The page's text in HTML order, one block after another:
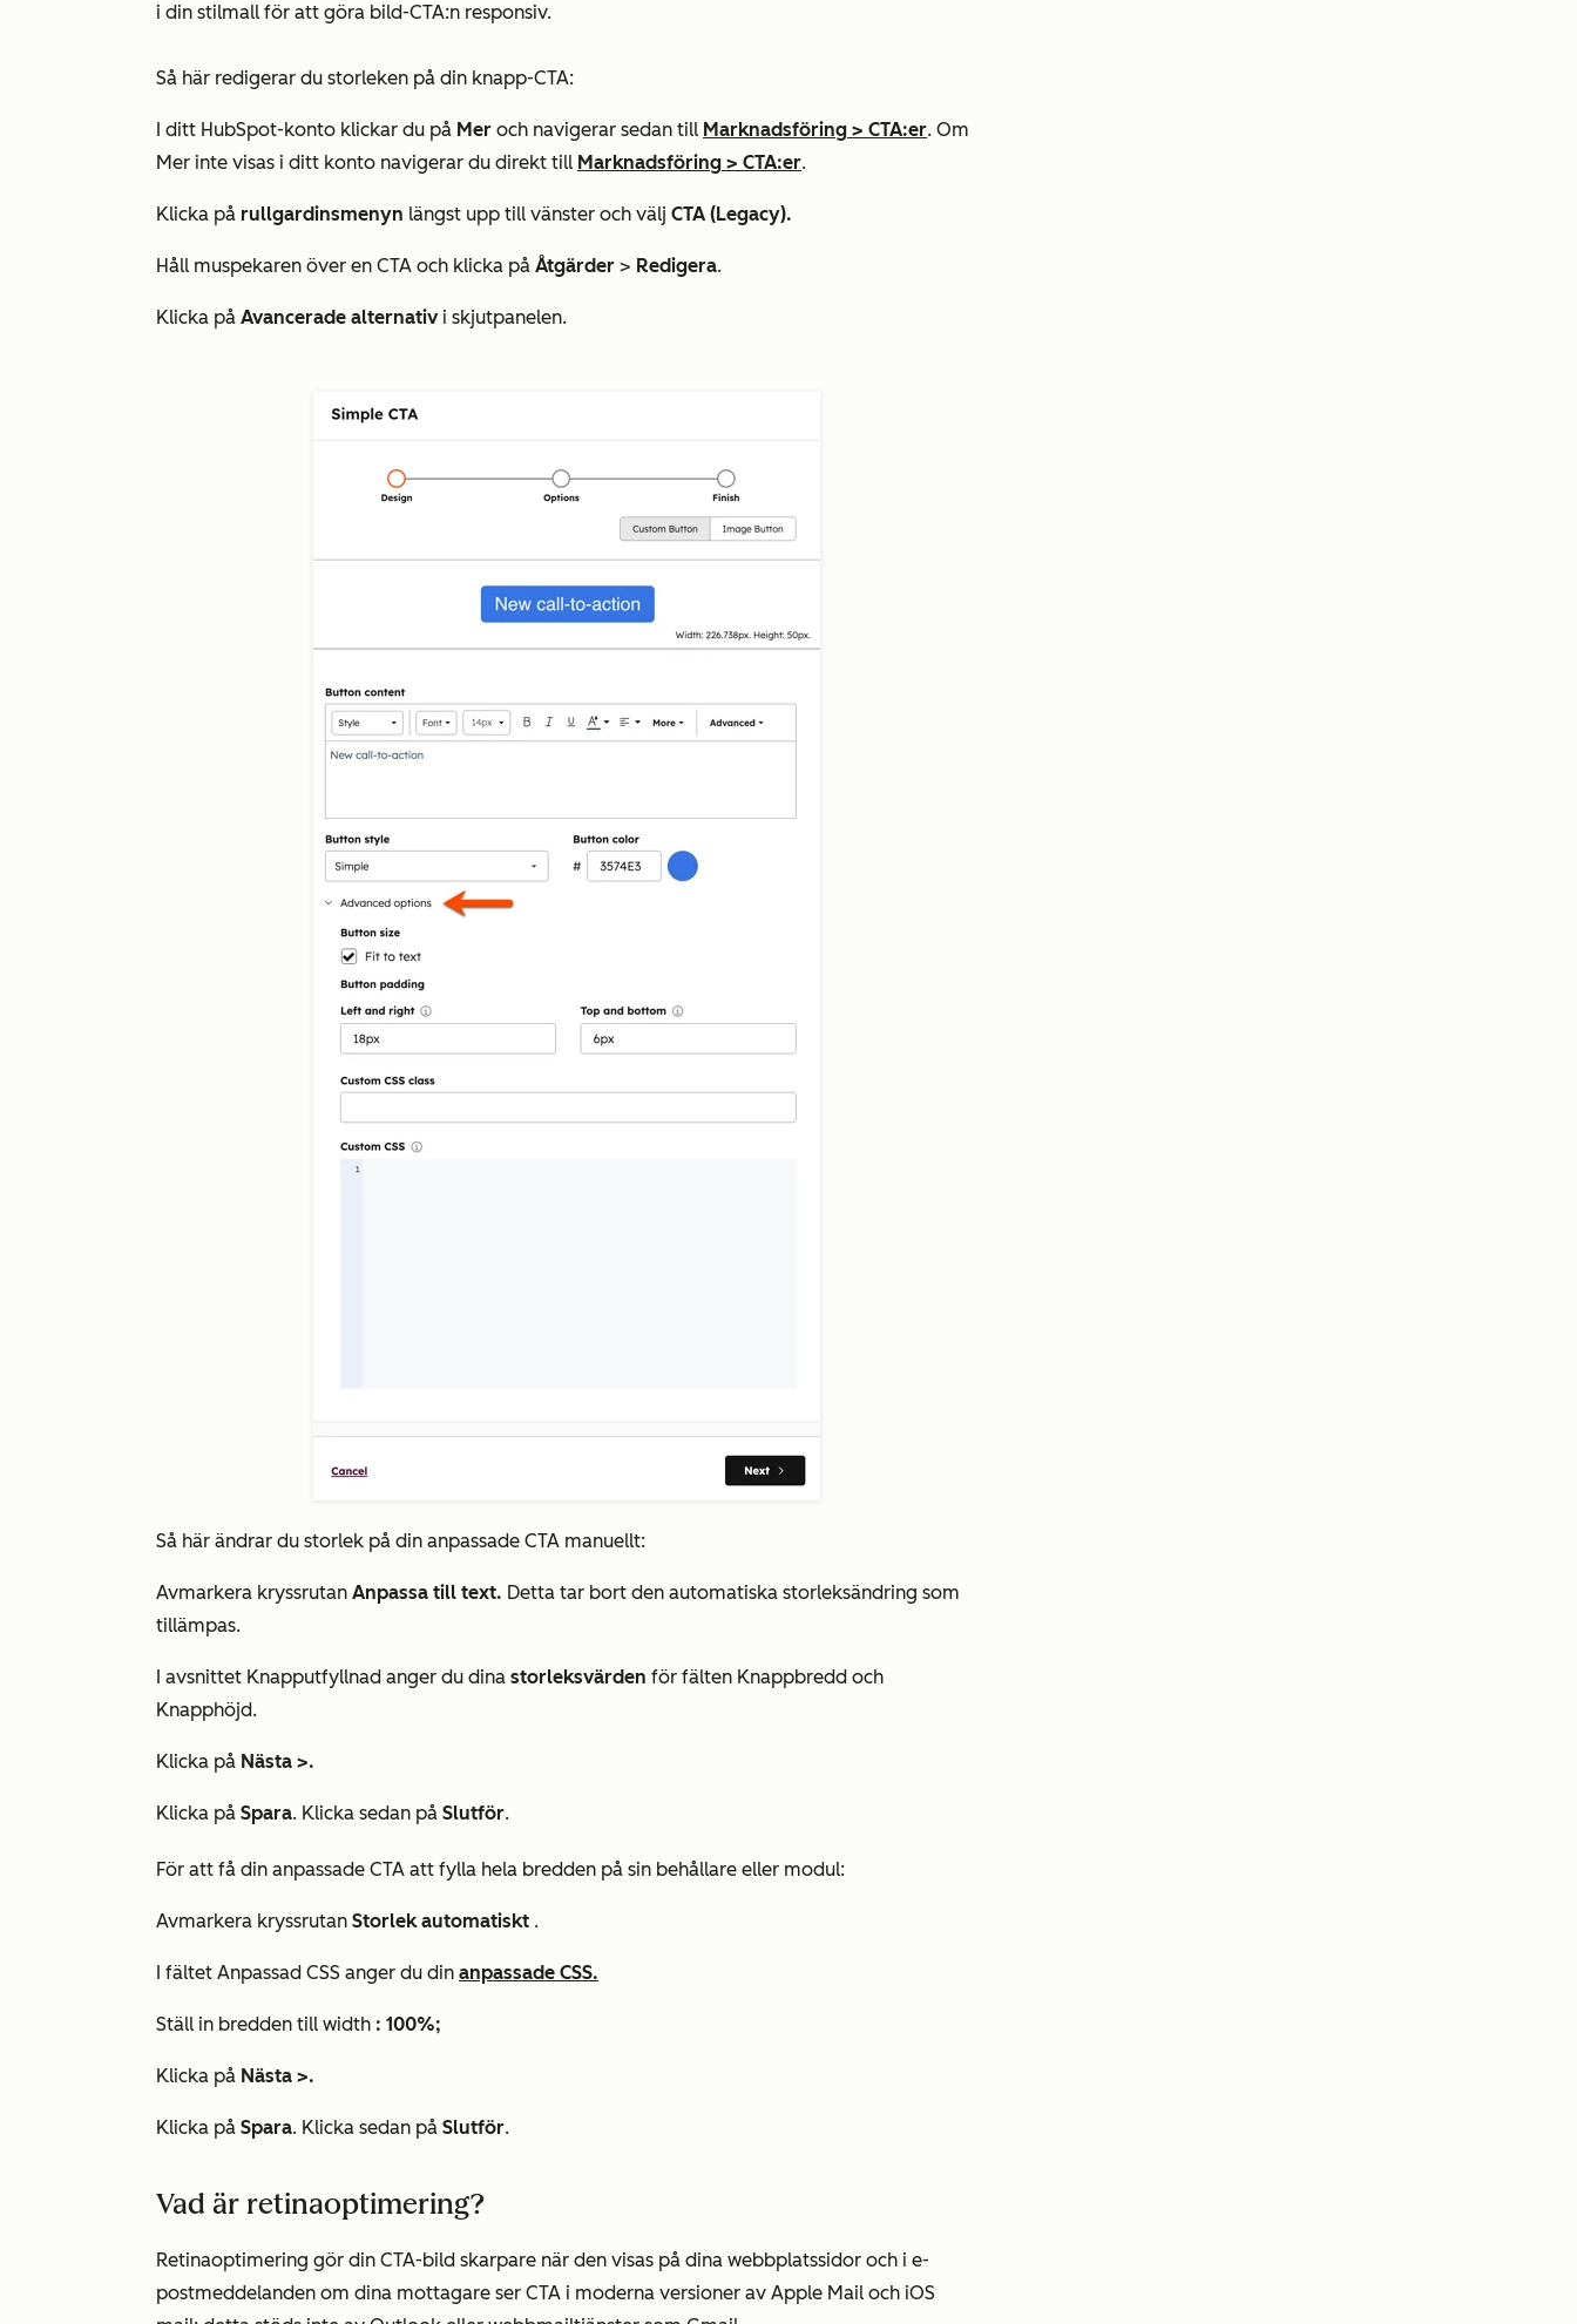
i din stilmall för att göra bild-CTA:n responsiv.
Så här redigerar du storleken på din knapp-CTA:
I ditt HubSpot-konto klickar du på Mer och navigerar sedan till Marknadsföring > CTA:er. Om
Mer inte visas i ditt konto navigerar du direkt till Marknadsföring > CTA:er.
Klicka på rullgardinsmenyn längst upp till vänster och välj CTA (Legacy).
Håll muspekaren över en CTA och klicka på Åtgärder > Redigera.
Klicka på Avancerade alternativi skjutpanelen.
Så här ändrar du storlek på din anpassade CTA manuellt:
Avmarkera kryssrutan Anpassa till text. Detta tar bort den automatiska storleksändring som
tillämpas.
I avsnittet Knapputfyllnad anger du dina storleksvärden för fälten Knappbredd och
Knapphöjd.
Klicka på Nästa >.
Klicka på Spara. Klicka sedan på Slutför.
För att få din anpassade CTA att fylla hela bredden på sin behållare eller modul:
Avmarkera kryssrutan Storlek automatiskt .
I fältet Anpassad CSS anger du din anpassade CSS.
Ställ in bredden till width : 100%;
Klicka på Nästa >.
Klicka på Spara. Klicka sedan på Slutför.
Vad är retinaoptimering?
Retinaoptimering gör din CTA-bild skarpare när den visas på dina webbplatssidor och i e-
postmeddelanden om dina mottagare ser CTA i moderna versioner av Apple Mail och iOS